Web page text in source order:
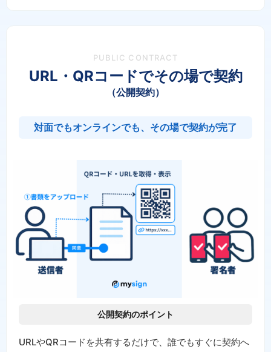
PUBLIC CONTRACT
URL・QRコードでその場で契約
（公開契約）
対面でもオンラインでも、その場で契約が完了
公開契約のポイント
URLやQRコードを共有するだけで、誰でもすぐに契約へ